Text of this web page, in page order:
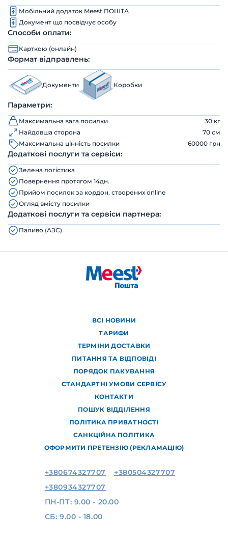
Мобільний додаток Meest ПОШТА
Документ що посвідчує особу
Способи оплати:
Карткою (онлайн)
Формат відправлень:
Документи Коробки
Параметри:
Максимальна вага посилки
30 кг
Найдовша сторона
70 см
Максимальна цінність посилки
60000 грн
Додаткові послуги та сервіси:
Зелена логістика
Повернення протягом 14дн.
Прийом посилок за кордон, створених online
Огляд вмісту посилки
Додаткові послуги та сервіси партнера:
Паливо (АЗС)
ВСІ НОВИНИ
ТАРИФИ
ТЕРМІНИ ДОСТАВКИ
ПИТАННЯ ТА ВІДПОВІДІ
ПОРЯДОК ПАКУВАННЯ
СТАНДАРТНІ УМОВИ СЕРВІСУ
КОНТАКТИ
ПОШУК ВІДДІЛЕННЯ
ПОЛІТИКА ПРИВАТНОСТІ
САНКЦІЙНА ПОЛІТИКА
ОФОРМИТИ ПРЕТЕНЗІЮ (РЕКЛАМАЦІЮ)
+380674327707
+380504327707
+380934327707
ПН-ПТ: 9.00 - 20.00
СБ: 9.00 - 18.00